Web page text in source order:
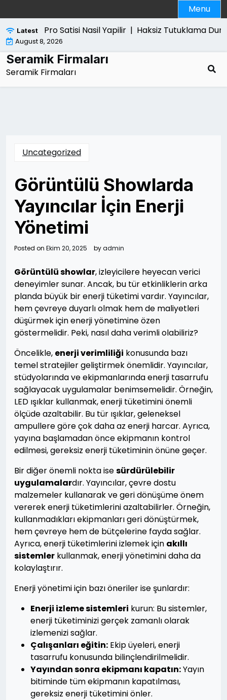
to
content
Menu
Latest
Ps5 Pro Satisi Nasil Yapilir | Haksiz Tutuklama
August 8, 2026
Seramik Firmaları
Seramik Firmaları
Uncategorized
Görüntülü Showlarda
Yayıncılar İçin Enerji
Yönetimi
Posted on Ekim 20, 2025 byadmin
Görüntülü showlar, izleyicilere heyecan verici
deneyimler sunar. Ancak, bu tür etkinliklerin arka
planda büyük bir enerji tüketimi vardır. Yayıncılar,
hem çevreye duyarlı olmak hem de maliyetleri
düşürmek için enerji yönetimine özen
göstermelidir. Peki, nasıl daha verimli olabiliriz?
Öncelikle, enerji verimliliği konusunda bazı
temel stratejiler geliştirmek önemlidir. Yayıncılar,
stüdyolarında ve ekipmanlarında enerji tasarrufu
sağlayacak uygulamalar benimsemelidir. Örneğin,
LED ışıklar kullanmak, enerji tüketimini önemli
ölçüde azaltabilir. Bu tür ışıklar, geleneksel
ampullere göre çok daha az enerji harcar. Ayrıca,
yayına başlamadan önce ekipmanın kontrol
edilmesi, gereksiz enerji tüketiminin önüne geçer.
Bir diğer önemli nokta isesürdürülebilir
uygulamalardır. Yayıncılar, çevre dostu
malzemeler kullanarak ve geri dönüşüme önem
vererek enerji tüketimlerini azaltabilirler. Örneğin,
kullanmadıkları ekipmanları geri dönüştürmek,
hem çevreye hem de bütçelerine fayda sağlar.
Ayrıca, enerji tüketimlerini izlemek için akıllı
sistemler kullanmak, enerji yönetimini daha da
kolaylaştırır.
Enerji yönetimi için bazı öneriler ise şunlardır:
Enerji izleme sistemleri kurun: Bu sistemler,
enerji tüketiminizi gerçek zamanlı olarak
izlemenizi sağlar.
Çalışanları eğitin: Ekip üyeleri, enerji
tasarrufu konusunda bilinçlendirilmelidir.
Yayından sonra ekipmanı kapatın:Yayın
bitiminde tüm ekipmanın kapatılması,
gereksiz enerji tüketimini önler.